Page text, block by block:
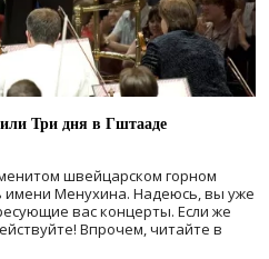
Три дня в Гштааде
швейцарском горном
имени Менухина. Надеюсь, вы уже
вас концерты. Если же
Впрочем, читайте в